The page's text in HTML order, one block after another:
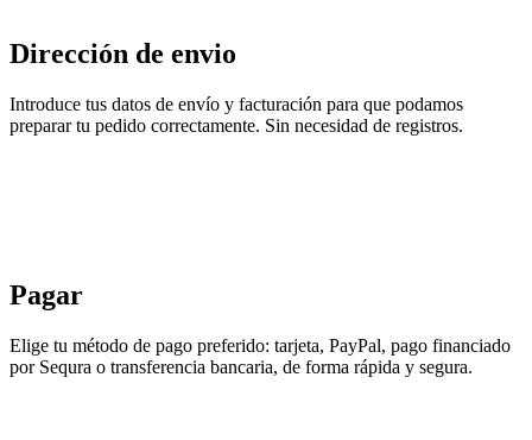
Dirección de envio
Introduce tus datos de envío y facturación para que podamos
preparar tu pedido correctamente. Sin necesidad de registros.
Pagar
Elige tu método de pago preferido: tarjeta, PayPal, pago financiado
por Sequra o transferencia bancaria, de forma rápida y segura.